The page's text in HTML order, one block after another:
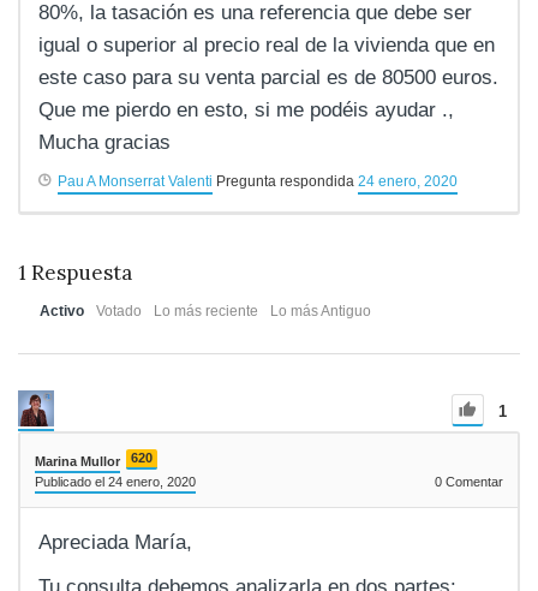
80%, la tasación es una referencia que debe ser
igual o superior al precio real de la vivienda que en
este caso para su venta parcial es de 80500 euros.
Que me pierdo en esto, si me podéis ayudar .,
Mucha gracias
Pau A Monserrat Valenti Pregunta respondida 24 enero, 2020
1 Respuesta
Activo Votado Lo más reciente Lo más Antiguo
1
Marina Mullor
620
Publicado el 24 enero, 2020
0 Comentar
Apreciada María,